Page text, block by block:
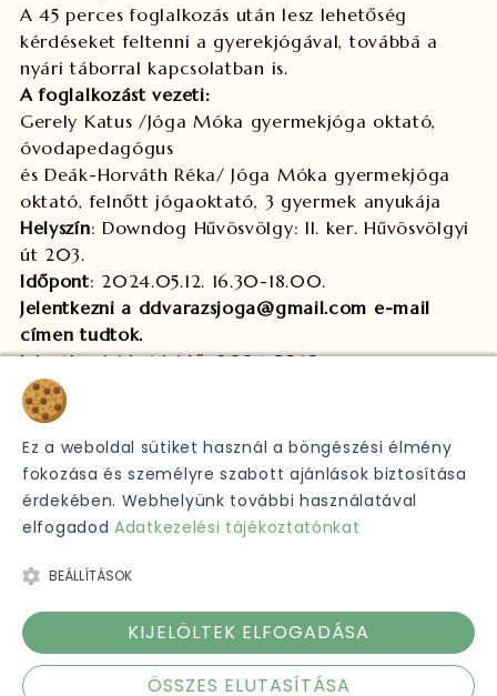
A 45 perces foglalkozás után lesz lehetőség
kérdéseket feltenni a gyerekjógával, továbbá a
nyári táborral kapcsolatban is.
A foglalkozást vezeti:
Gerely Katus /Jóga Móka gyermekjóga oktató,
óvodapedagógus
és Deák-Horváth Réka/ Jóga Móka gyermekjóga
oktató, felnőtt jógaoktató, 3 gyermek anyukája
Helyszín: Downdog Hűvösvölgy: II. ker. Hűvösvölgyi
út 203.
Időpont: 2024.05.12. 16.30-18.00.
Jelentkezni a ddvarazsjoga@gmail.com e-mail
címen tudtok.
Jelentkezési határidő: 2024.05.10.
A táborok eseményei:
https://www.facebook.com/share/vxS1xQChUs2iLr1T/?
mibextid=9l3rBW
https://www.facebook.com/share/dJ1YRM1VS6BiyHsa/
mibextid=9l3rBW
Copyright 2016 DownDog Jógastúdió- Minden jog fenntartva
Adatkezelési tájékoztató
ÁSZF Kapcsolat
Ez a weboldal sütiket használ a böngészési élmény
fokozása és személyre szabott ajánlások biztosítása
érdekében. Webhelyünk további használatával
elfogadod Adatkezelési tájékoztatónkat
BEÁLLÍTÁSOK
KIJELÖLTEK ELFOGADÁSA
ÖSSZES ELUTASÍTÁSA